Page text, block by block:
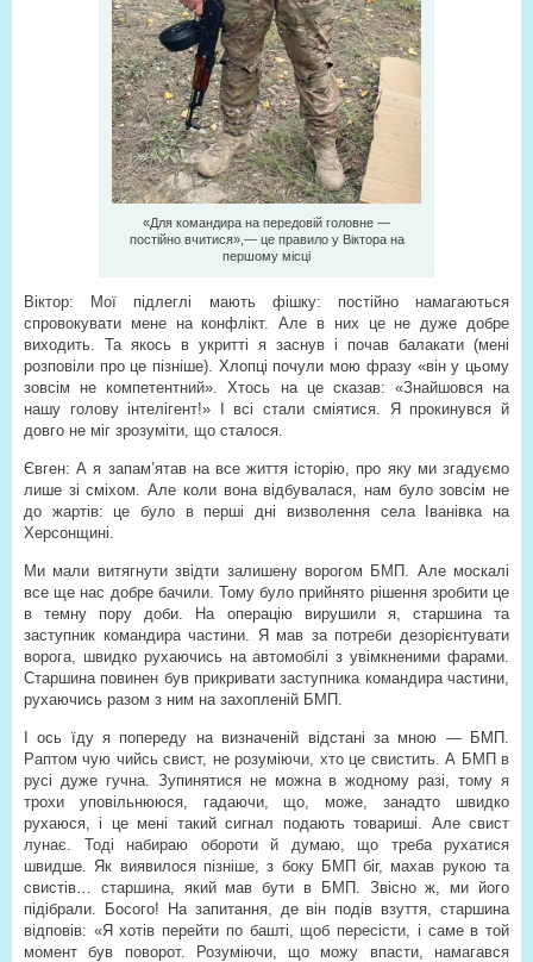
«Для командира на передовій головне —
постійно вчитися»,— це правило у Віктора на
першому місці
Віктор: Мої підлеглі мають фішку: постійно намагаються
спровокувати мене на конфлікт. Але в них це не дуже добре
виходить. Та якось в укритті я заснув і почав балакати (мені
розповіли про це пізніше). Хлопці почули мою фразу «він у цьому
зовсім не компетентний». Хтось на це сказав: «Знайшовся на
нашу голову інтелігент!» І всі стали сміятися. Я прокинувся й
довго не міг зрозуміти, що сталося.
Євген: А я запам’ятав на все життя історію, про яку ми згадуємо
лише зі сміхом. Але коли вона відбувалася, нам було зовсім не
до жартів: це було в перші дні визволення села Іванівка на
Херсонщині.
Ми мали витягнути звідти залишену ворогом БМП. Але москалі
все ще нас добре бачили. Тому було прийнято рішення зробити це
в темну пору доби. На операцію вирушили я, старшина та
заступник командира частини. Я мав за потреби дезорієнтувати
ворога, швидко рухаючись на автомобілі з увімкненими фарами.
Старшина повинен був прикривати заступника командира частини,
рухаючись разом з ним на захопленій БМП.
І ось їду я попереду на визначеній відстані за мною — БМП.
Раптом чую чийсь свист, не розуміючи, хто це свистить. А БМП в
русі дуже гучна. Зупинятися не можна в жодному разі, тому я
трохи уповільнююся, гадаючи, що, може, занадто швидко
рухаюся, і це мені такий сигнал подають товариші. Але свист
лунає. Тоді набираю обороти й думаю, що треба рухатися
швидше. Як виявилося пізніше, з боку БМП біг, махав рукою та
свистів… старшина, який мав бути в БМП. Звісно ж, ми його
підібрали. Босого! На запитання, де він подів взуття, старшина
відповів: «Я хотів перейти по башті, щоб пересісти, і саме в той
момент був поворот. Розуміючи, що можу впасти, намагався